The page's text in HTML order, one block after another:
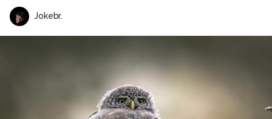
Jokebr.